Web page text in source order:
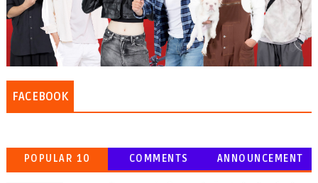
FACEBOOK
POPULAR 10 COMMENTS ANNOUNCEMENT